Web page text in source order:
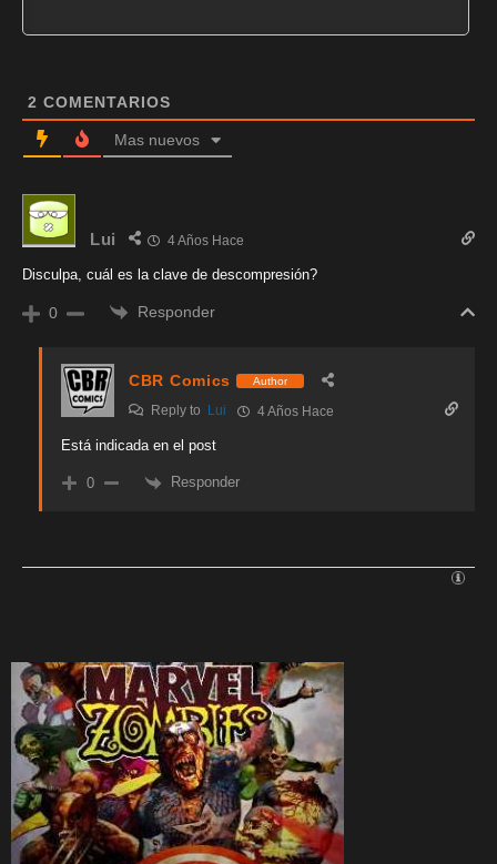
2 COMENTARIOS
Mas nuevos
Lui 4 Años Hace
Disculpa, cuál es la clave de descompresión?
0 Responder
CBR Comics Author
Reply to Lui 4 Años Hace
Está indicada en el post
0 Responder